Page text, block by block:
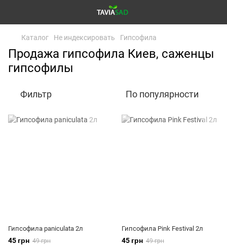
Каталог Не индексировать Гипсофила
Продажа гипсофила Киев, саженцы
гипсофилы
Фильтр По популярности
Гипсофила paniculata 2л
45 грн 49 грн
Гипсофила Pink Festival 2л
45 грн 49 грн